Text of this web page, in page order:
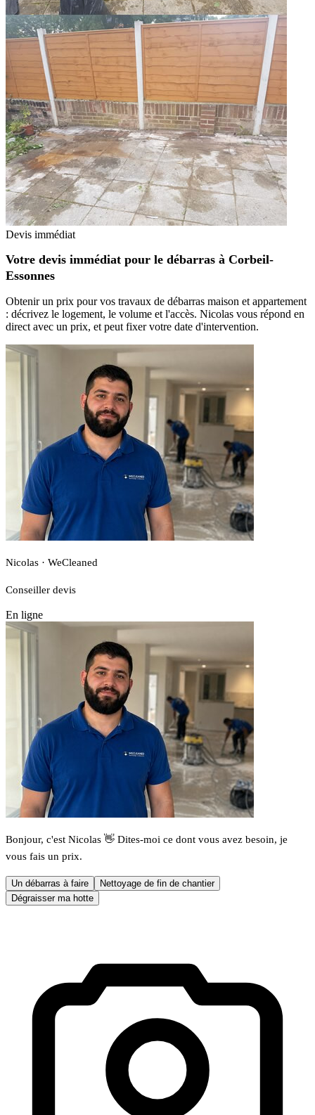
Devis immédiat
Votre devis immédiat pour le débarras à Corbeil-
Essonnes
Obtenir un prix pour vos travaux de débarras maison et appartement
: décrivez le logement, le volume et l'accès. Nicolas vous répond en
direct avec un prix, et peut fixer votre date d'intervention.
Nicolas · WeCleaned
Conseiller devis
En ligne
Bonjour, c'est Nicolas 👋 Dites-moi ce dont vous avez besoin, je
vous fais un prix.
Un débarras à faire
Nettoyage de fin de chantier
Dégraisser ma hotte